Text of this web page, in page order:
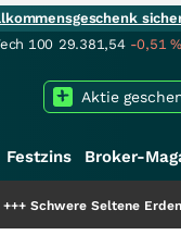
100 29.381,54 -0,51%
Aktie
Festzins Broker-
Seltene Erden: Entsteht